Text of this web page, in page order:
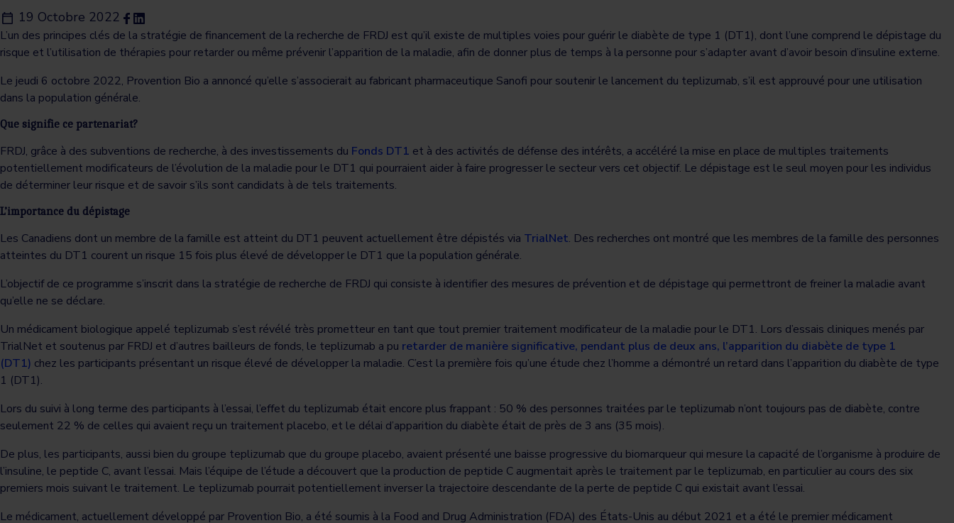
19 Octobre 2022
L’un des principes clés de la stratégie de financement de la recherche de FRDJ est qu’il existe de multiples voies pour guérir le diabète de type 1 (DT1), dont l’une comprend le dépistage du
risque et l’utilisation de thérapies pour retarder ou même prévenir l’apparition de la maladie, afin de donner plus de temps à la personne pour s’adapter avant d’avoir besoin d’insuline externe.
Le jeudi 6 octobre 2022, Provention Bio a annoncé qu’elle s’associerait au fabricant pharmaceutique Sanofi pour soutenir le lancement du teplizumab, s’il est approuvé pour une utilisation
dans la population générale.
Que signifie ce partenariat?
FRDJ, grâce à des subventions de recherche, à des investissements du Fonds DT1 et à des activités de défense des intérêts, a accéléré la mise en place de multiples traitements
potentiellement modificateurs de l’évolution de la maladie pour le DT1 qui pourraient aider à faire progresser le secteur vers cet objectif. Le dépistage est le seul moyen pour les individus
de déterminer leur risque et de savoir s’ils sont candidats à de tels traitements.
L’importance du dépistage
Les Canadiens dont un membre de la famille est atteint du DT1 peuvent actuellement être dépistés via TrialNet. Des recherches ont montré que les membres de la famille des personnes
atteintes du DT1 courent un risque 15 fois plus élevé de développer le DT1 que la population générale.
L’objectif de ce programme s’inscrit dans la stratégie de recherche de FRDJ qui consiste à identifier des mesures de prévention et de dépistage qui permettront de freiner la maladie avant
qu’elle ne se déclare.
Un médicament biologique appelé teplizumab s’est révélé très prometteur en tant que tout premier traitement modificateur de la maladie pour le DT1. Lors d’essais cliniques menés par
TrialNet et soutenus par FRDJ et d’autres bailleurs de fonds, le teplizumab a pu retarder de manière significative, pendant plus de deux ans, l’apparition du diabète de type 1
(DT1) chez les participants présentant un risque élevé de développer la maladie. C’est la première fois qu’une étude chez l’homme a démontré un retard dans l’apparition du diabète de type
1 (DT1).
Lors du suivi à long terme des participants à l’essai, l’effet du teplizumab était encore plus frappant : 50 % des personnes traitées par le teplizumab n’ont toujours pas de diabète, contre
seulement 22 % de celles qui avaient reçu un traitement placebo, et le délai d’apparition du diabète était de près de 3 ans (35 mois).
De plus, les participants, aussi bien du groupe teplizumab que du groupe placebo, avaient présenté une baisse progressive du biomarqueur qui mesure la capacité de l’organisme à produire de
l’insuline, le peptide C, avant l’essai. Mais l’équipe de l’étude a découvert que la production de peptide C augmentait après le traitement par le teplizumab, en particulier au cours des six
premiers mois suivant le traitement. Le teplizumab pourrait potentiellement inverser la trajectoire descendante de la perte de peptide C qui existait avant l’essai.
Le médicament, actuellement développé par Provention Bio, a été soumis à la Food and Drug Administration (FDA) des États-Unis au début 2021 et a été le premier médicament